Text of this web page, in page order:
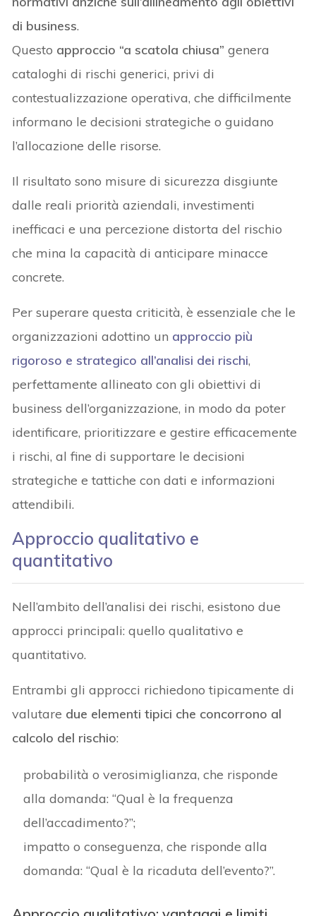
di business.
Questo approccio “a scatola chiusa”genera
cataloghi di rischi generici, privi di
contestualizzazione operativa, che difficilmente
informano le decisioni strategiche o guidano
l’allocazione delle risorse.
Il risultato sono misure di sicurezza disgiunte
dalle reali priorità aziendali, investimenti
inefficaci e una percezione distorta del rischio
che mina la capacità di anticipare minacce
concrete.
Per superare questa criticità, è essenziale che le
organizzazioni adottino un approccio più
rigoroso e strategico all’analisi dei rischi,
perfettamente allineato con gli obiettivi di
business dell’organizzazione, in modo da poter
identificare, prioritizzare e gestire efficacemente
i rischi, al fine di supportare le decisioni
strategiche e tattiche con dati e informazioni
attendibili.
Approccio qualitativo e
quantitativo
Nell’ambito dell’analisi dei rischi, esistono due
approcci principali: quello qualitativo e
quantitativo.
Entrambi gli approcci richiedono tipicamente di
valutare due elementi tipici che concorrono al
calcolo del rischio:
probabilità o verosimiglianza, che risponde
alla domanda: “Qual è la frequenza
dell’accadimento?”;
impatto o conseguenza, che risponde alla
domanda: “Qual è la ricaduta dell’evento?”.